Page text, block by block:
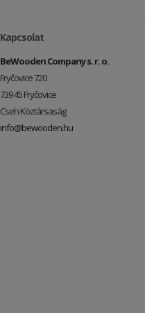
Kapcsolat
BeWooden Company s. r. o.
Fryčovice 720
739 45 Fryčovice
Cseh Köztársaság
info@bewooden.hu